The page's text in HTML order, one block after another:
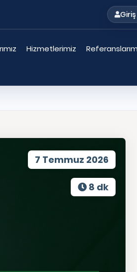
Hizmetlerimiz
7 Temmuz 2026
8 dk